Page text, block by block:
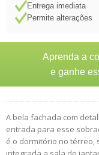
Entrega imediata
Permite alterações
Aprenda a
e ganhe
A bela fachada com
entrada para esse
é o dormitório no térreo,